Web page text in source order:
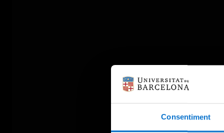
Consentiment